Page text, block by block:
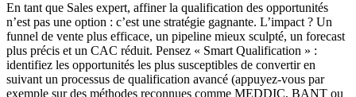
En tant que Sales expert, affiner la qualification des opportunités
n’est pas une option : c’est une stratégie gagnante. L’impact ? Un
funnel de vente plus efficace, un pipeline mieux sculpté, un forecast
plus précis et un CAC réduit. Pensez « Smart Qualification » :
identifiez les opportunités les plus susceptibles de convertir en
suivant un processus de qualification avancé (appuyez-vous par
exemple sur des méthodes reconnues comme MEDDIC, BANT ou